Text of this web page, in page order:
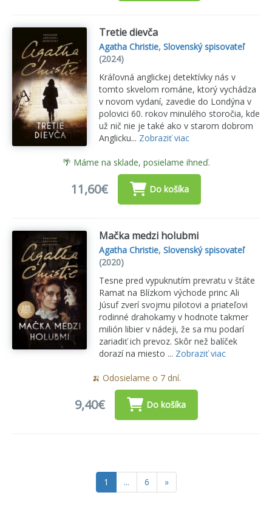
Tretie dievča
Agatha Christie, Slovenský spisovateľ
(2024)
Kráľovná anglickej detektívky nás v
tomto skvelom románe, ktorý vychádza
v novom vydaní, zavedie do Londýna v
polovici 60. rokov minulého storočia, kde
už nič nie je také ako v starom dobrom
Anglicku... Zobraziť viac
🌴 Máme na sklade, posielame ihneď.
11,60€ Do košíka
Mačka medzi holubmi
Agatha Christie, Slovenský spisovateľ
(2020)
Tesne pred vypuknutím prevratu v štáte
Ramat na Blízkom východe princ Ali
Júsuf zverí svojmu pilotovi a priateľovi
rodinné drahokamy v hodnote takmer
milión libier v nádeji, že sa mu podarí
zariadiť ich prevoz. Skôr než balíček
dorazí na miesto ... Zobraziť viac
🍌 Odosielame o 7 dní.
9,40€ Do košíka
1 ... 6 »